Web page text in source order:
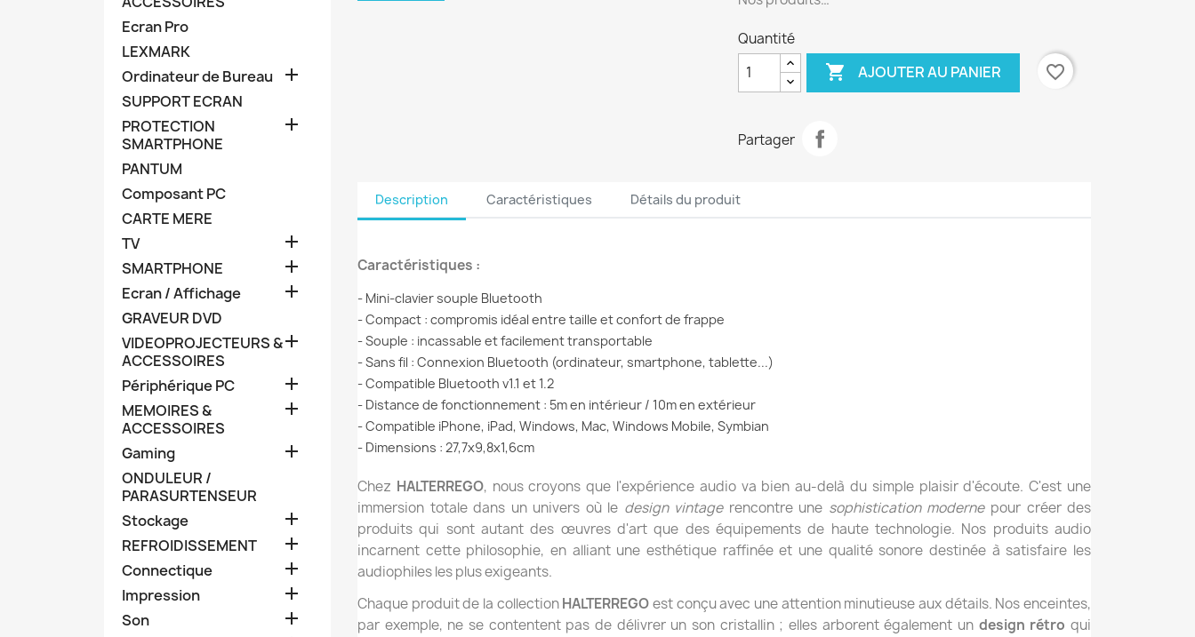
Ecran Pro
LEXMARK
Ordinateur de Bureau

SUPPORT ECRAN
PROTECTION
SMARTPHONE

PANTUM
Composant PC
CARTE MERE
TV

SMARTPHONE 
Ecran / Affichage 
GRAVEUR DVD
VIDEOPROJECTEURS &
ACCESSOIRES

Périphérique PC 
MEMOIRES &
ACCESSOIRES

Gaming 
ONDULEUR /
PARASURTENSEUR
Stockage

REFROIDISSEMENT 
Connectique 
Impression 
Son 
Quantité
 AJOUTER AU PANIER favorite_border
Partager
Description Caractéristiques Détails du produit
Caractéristiques :
- Mini-clavier souple Bluetooth
- Compact : compromis idéal entre taille et confort de frappe
- Souple : incassable et facilement transportable
- Sans fil : Connexion Bluetooth (ordinateur, smartphone, tablette...)
- Compatible Bluetooth v1.1 et 1.2
- Distance de fonctionnement : 5m en intérieur / 10m en extérieur
- Compatible iPhone, iPad, Windows, Mac, Windows Mobile, Symbian
- Dimensions : 27,7x9,8x1,6cm
Chez HALTERREGO, nous croyons que l'expérience audio va bien au-delà du simple plaisir d'écoute. C'est une
immersion totale dans un univers où le design vintagerencontre une sophistication modernepour créer des
produits qui sont autant des œuvres d'art que des équipements de haute technologie. Nos produits audio
incarnent cette philosophie, en alliant une esthétique raffinée et une qualité sonore destinée à satisfaire les
audiophiles les plus exigeants.
Chaque produit de la collectionHALTERREGOest conçu avec une attention minutieuse aux détails. Nos enceintes,
par exemple, ne se contentent pas de délivrer un son cristallin ; elles arborent également un design rétro qui